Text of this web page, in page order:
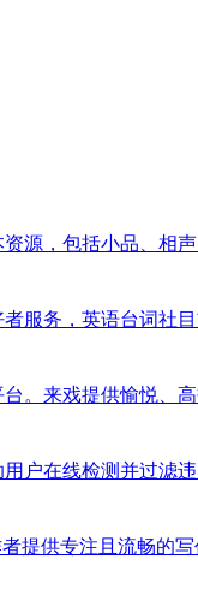
源，包括小品、相
务，英语台词社目
。来戏提供愉悦、
户在线检测并过滤
提供专注且流畅